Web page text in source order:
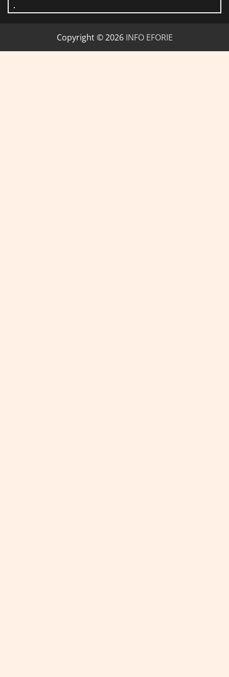
Copyright © 2026 INFO EFORIE